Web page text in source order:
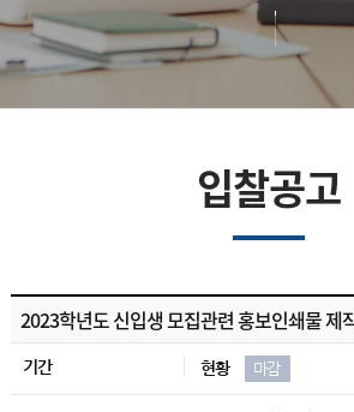
입찰공고
2023학년도 신입생 모집관련 홍보인쇄물 제
기간 현황 마감